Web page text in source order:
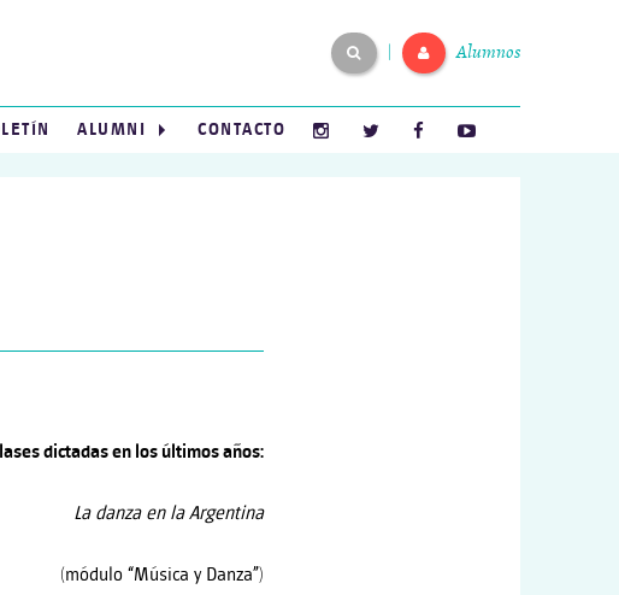
Alumnos
ALUMNI CONTACTO
dictadas en los últimos años:
La danza en la Argentina
(módulo “Música y Danza”)